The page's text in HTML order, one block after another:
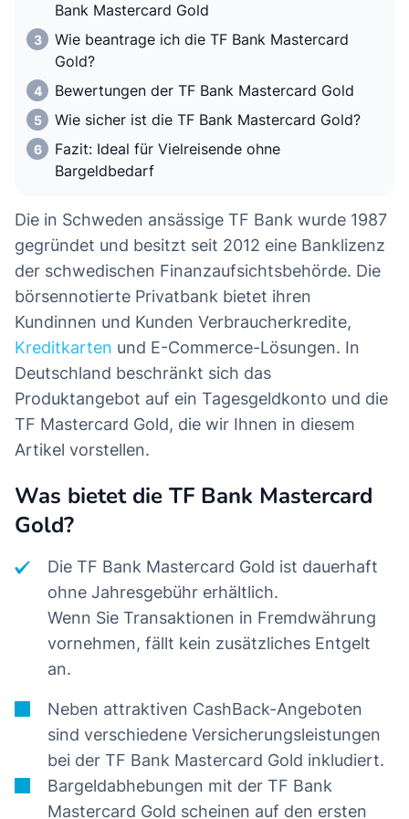
Bank Mastercard Gold
Wie beantrage ich die TF Bank Mastercard
Gold?
Bewertungen der TF Bank Mastercard Gold
Wie sicher ist die TF Bank Mastercard Gold?
Fazit: Ideal für Vielreisende ohne
Bargeldbedarf
Die in Schweden ansässige TF Bank wurde 1987
gegründet und besitzt seit 2012 eine Banklizenz
der schwedischen Finanzaufsichtsbehörde. Die
börsennotierte Privatbank bietet ihren
Kundinnen und Kunden Verbraucherkredite,
Kreditkarten und E-Commerce-Lösungen. In
Deutschland beschränkt sich das
Produktangebot auf ein Tagesgeldkonto und die
TF Mastercard Gold, die wir Ihnen in diesem
Artikel vorstellen.
Was bietet die TF Bank Mastercard
Gold?
Die TF Bank Mastercard Gold ist dauerhaft
ohne Jahresgebühr erhältlich.
Wenn Sie Transaktionen in Fremdwährung
vornehmen, fällt kein zusätzliches Entgelt
an.
Neben attraktiven CashBack-Angeboten
sind verschiedene Versicherungsleistungen
bei der TF Bank Mastercard Gold inkludiert.
Bargeldabhebungen mit der TF Bank
Mastercard Gold scheinen auf den ersten